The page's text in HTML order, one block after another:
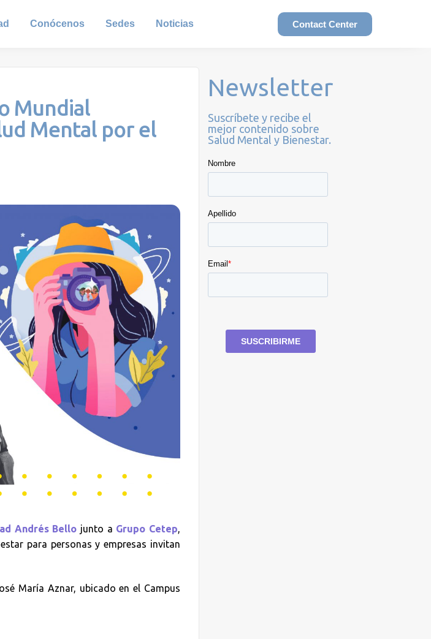
Conócenos Sedes Noticias Contact Center
Mundial
Mental por el
Andrés Bello junto a Grupo Cetep
para personas y empresas invitan
María Aznar, ubicado en el Campus
Newsletter
Suscríbete y recibe el
mejor contenido sobre
Salud Mental y Bienestar.